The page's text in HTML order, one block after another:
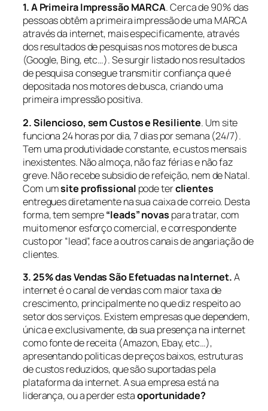
1. A Primeira Impressão MARCA. Cerca de 90% das
pessoas obtêm a primeira impressão de uma MARCA
através da internet, mais especificamente, através
dos resultados de pesquisas nos motores de busca
(Google, Bing, etc…). Se surgir listado nos resultados
de pesquisa consegue transmitir confiança que é
depositada nos motores de busca, criando uma
primeira impressão positiva.
2. Silencioso, sem Custos e Resiliente. Um site
funciona 24 horas por dia, 7 dias por semana (24/7).
Tem uma produtividade constante, e custos mensais
inexistentes. Não almoça, não faz férias e não faz
greve. Não recebe subsidio de refeição, nem de Natal.
Com umsite profissional pode terclientes
entregues diretamente na sua caixa de correio. Desta
forma, tem sempre“leads” novas para tratar, com
muito menor esforço comercial, e correspondente
custo por “lead”, face a outros canais de angariação de
clientes.
3. 25% das Vendas São Efetuadas na Internet.A
internet é o canal de vendas com maior taxa de
crescimento, principalmente no que diz respeito ao
setor dos serviços. Existem empresas que dependem,
única e exclusivamente, da sua presença na internet
como fonte de receita (Amazon, Ebay, etc…),
apresentando politicas de preços baixos, estruturas
de custos reduzidos, que são suportadas pela
plataforma da internet. A sua empresa está na
liderança, ou a perder estaoportunidade?